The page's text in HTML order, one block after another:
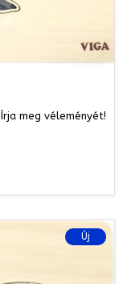
Írja meg véleményét!
Új